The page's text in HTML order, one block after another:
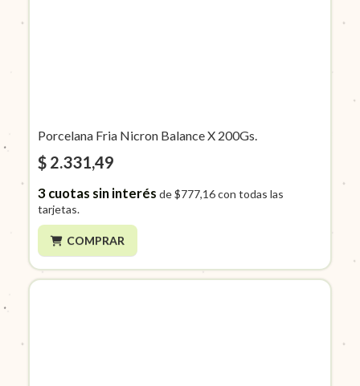
Porcelana Fria Nicron Balance X 200Gs.
$ 2.331,49
3cuotas sin interés de$777,16con todas las
tarjetas.
COMPRAR